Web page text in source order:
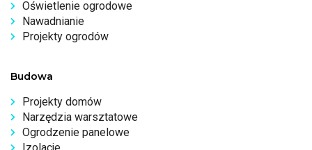
Oświetlenie ogrodowe
Nawadnianie
Projekty ogrodów
Budowa
Projekty domów
Narzędzia warsztatowe
Ogrodzenie panelowe